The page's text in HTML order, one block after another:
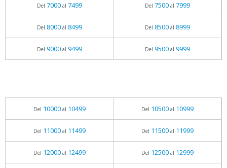
Del 7000al 7499 Del 7500al 7999
Del 8000al 8499 Del 8500al 8999
Del 9000al 9499 Del 9500al 9999
Del 10000al 10499 Del 10500al 10999
Del 11000al 11499 Del 11500al 11999
Del 12000al 12499 Del 12500al 12999